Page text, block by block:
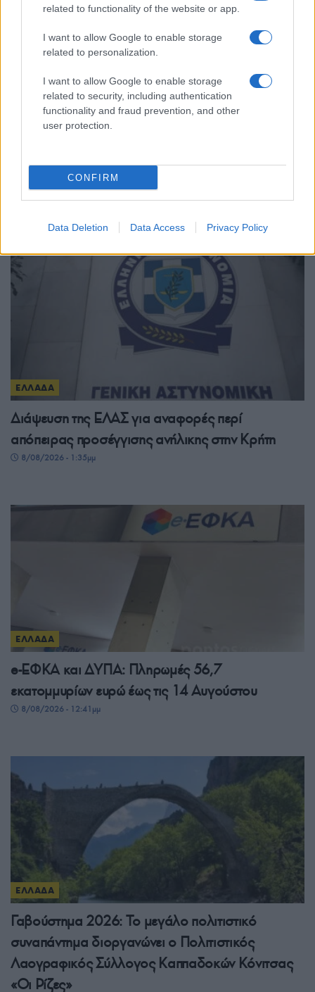
related to functionality of the website or app.
I want to allow Google to enable storage
related to personalization.
I want to allow Google to enable storage
related to security, including authentication
functionality and fraud prevention, and other
user protection.
CONFIRM
Data Deletion Data Access Privacy Policy
Συναγερμός για ανέμους έως 9 μποφόρ και
θερμοκρασίες έως 39 βαθμούς
ΕΛΛΑΔΑ
Διάψευση της ΕΛΑΣ για αναφορές περί
απόπειρας προσέγγισης ανήλικης στην Κρήτη
8/08/2026 - 1:35μμ
ΕΛΛΑΔΑ
e-ΕΦΚΑ και ΔΥΠΑ: Πληρωμές 56,7
εκατομμυρίων ευρώ έως τις 14 Αυγούστου
8/08/2026 - 12:41μμ
ΕΛΛΑΔΑ
Γαβούστημα 2026: Το μεγάλο πολιτιστικό
συναπάντημα διοργανώνει ο Πολιτιστικός
Λαογραφικός Σύλλογος Καππαδοκών Κόνιτσας
«Οι Ρίζες»